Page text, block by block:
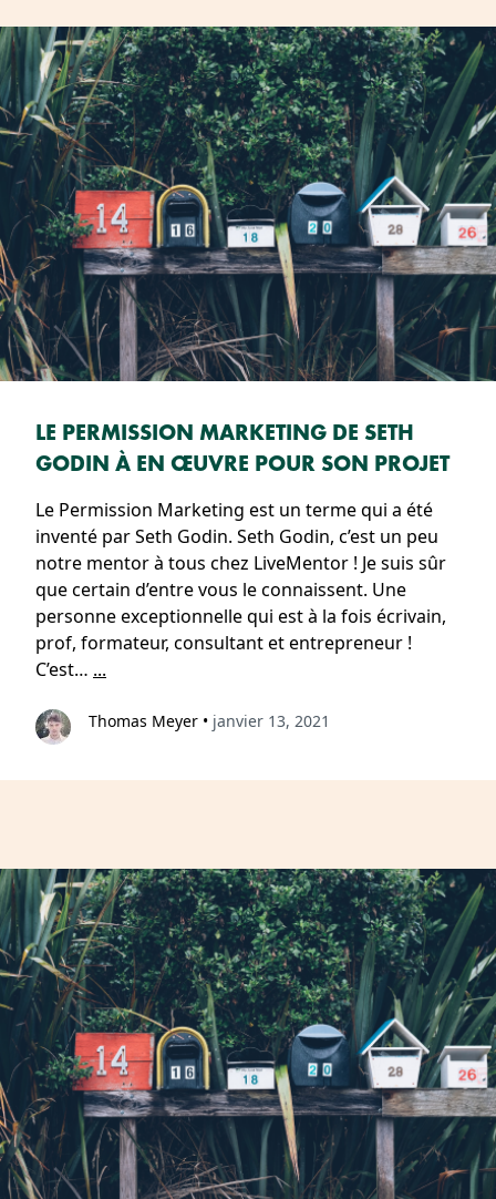
LE PERMISSION MARKETING DE SETH
GODIN À EN ŒUVRE POUR SON PROJET
Le Permission Marketing est un terme qui a été
inventé par Seth Godin. Seth Godin, c’est un peu
notre mentor à tous chez LiveMentor ! Je suis sûr
que certain d’entre vous le connaissent. Une
personne exceptionnelle qui est à la fois écrivain,
prof, formateur, consultant et entrepreneur !
C’est… ...
Thomas Meyer • janvier 13, 2021